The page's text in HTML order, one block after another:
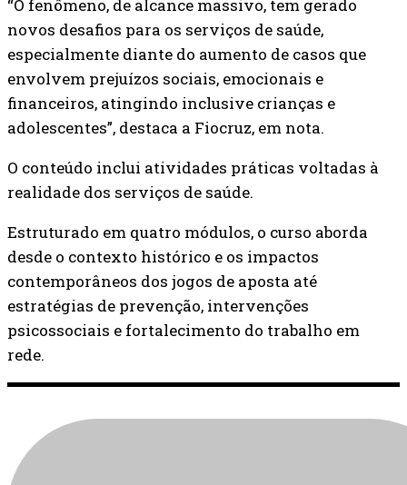
“O fenômeno, de alcance massivo, tem gerado
novos desafios para os serviços de saúde,
especialmente diante do aumento de casos que
envolvem prejuízos sociais, emocionais e
financeiros, atingindo inclusive crianças e
adolescentes”, destaca a Fiocruz, em nota.
O conteúdo inclui atividades práticas voltadas à
realidade dos serviços de saúde.
Estruturado em quatro módulos, o curso aborda
desde o contexto histórico e os impactos
contemporâneos dos jogos de aposta até
estratégias de prevenção, intervenções
psicossociais e fortalecimento do trabalho em
rede.